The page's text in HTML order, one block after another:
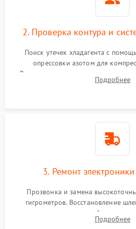
2. Проверка контура и
Поиск утечек хладагента с
опрессовки азотом для
Диагностика термоэлектрических
кулеров на предмет перегрева
Подробнее
3. Ремонт
Прозвонка и замена
гигрометров. Восстановление
управления, отвечающей за
Проверка систем защиты от УФ-
Подробнее